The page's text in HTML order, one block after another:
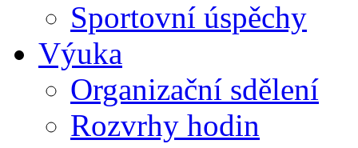
Sportovní úspěchy
Výuka
Organizační sdělení
Rozvrhy hodin